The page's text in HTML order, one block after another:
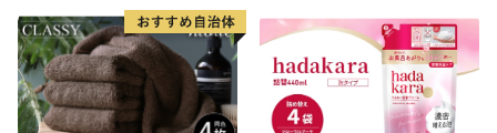
蓄 防災 エコ 消耗品 生活雑貨
生活用品 無香料 トイレット
ペーパー ダブル といれっと
ぺーぱー トイレ クレシア ト
イレットペーパー [BDBH002
-1]